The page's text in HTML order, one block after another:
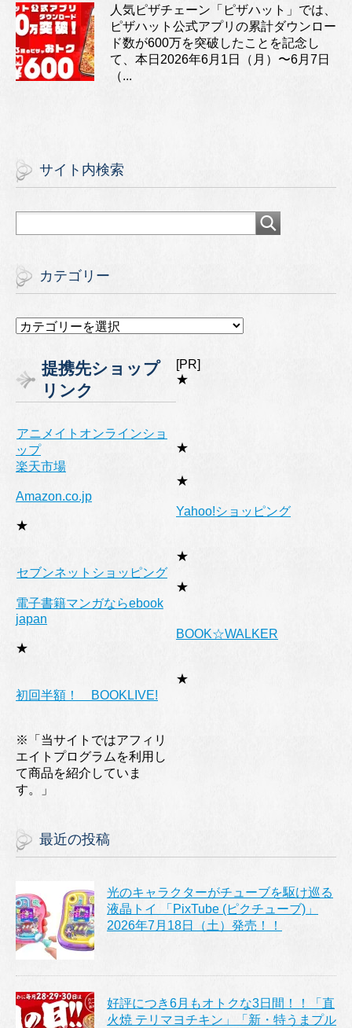
人気ピザチェーン「ピザハット」では、
ピザハット公式アプリの累計ダウンロー
ド数が600万を突破したことを記念し
て、本日2026年6月1日（月）〜6月7日
（...
サイト内検索
カテゴリー
カ
リ
ー
提携先ショップ
リンク
[PR]
★
アニメイトオンラインショ
ップ
★
楽天市場
★
Amazon.co.jp
★
Yahoo!ショッピング
★
セブンネットショッピング
★
電子書籍マンガならebook
japan
★
BOOK☆WALKER
★
初回半額！ BOOKLIVE!
※「当サイトではアフィリ
エイトプログラムを利用し
て商品を紹介していま
す。」
最近の投稿
光のキャラクターがチューブを駆け巡る
液晶トイ 「PixTube (ピクチューブ)」
2026年7月18日（土）発売！！
好評につき6月もオトクな3日間！！「直
火焼 テリマヨチキン」「新・特うまプル